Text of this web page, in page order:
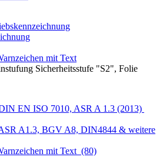
mit Text
Sicherheitsstufe "S2", Folie
EN ISO 7010, ASR A 1.3 (2013)
A1.3, BGV A8, DIN4844 & weitere
mit Text (80)